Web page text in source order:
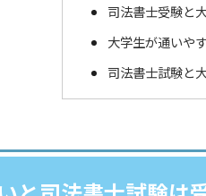
司法書士受験と
大学生が通いや
司法書士試験と